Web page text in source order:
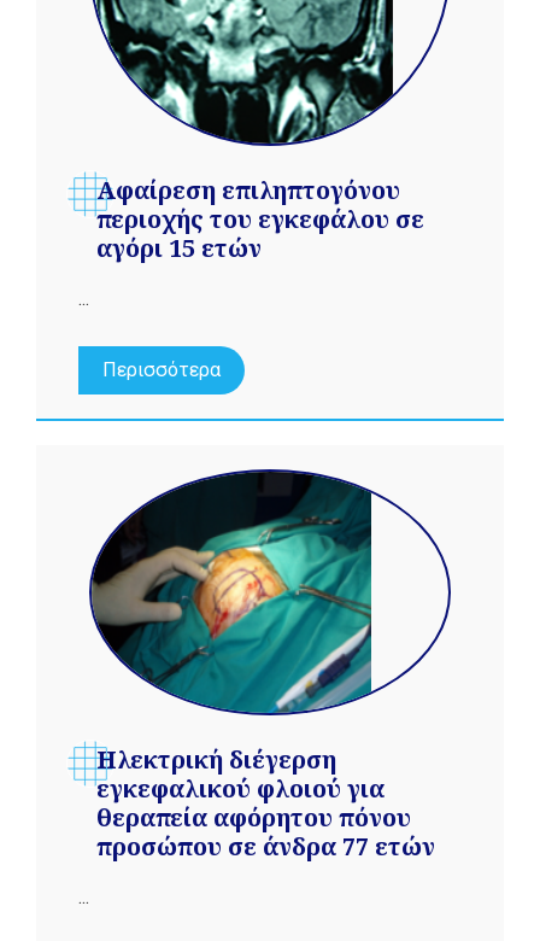
Αφαίρεση επιληπτογόνου
περιοχής του εγκεφάλου σε
αγόρι 15 ετών
...
Περισσότερα
Ηλεκτρική διέγερση
εγκεφαλικού φλοιού για
θεραπεία αφόρητου πόνου
προσώπου σε άνδρα 77 ετών
...